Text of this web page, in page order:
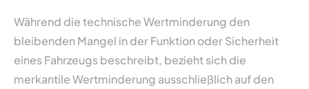
Während die technische Wertminderung den
bleibenden Mangel in der Funktion oder Sicherheit
eines Fahrzeugs beschreibt, bezieht sich die
merkantile Wertminderung ausschließlich auf den